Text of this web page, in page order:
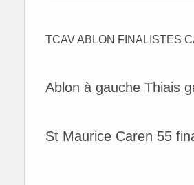
TCAV ABLON FINALISTES
Ablon à gauche Thiais
St Maurice Caren 55